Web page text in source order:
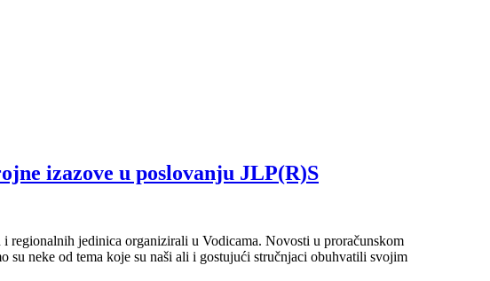
izazove u poslovanju JLP(R)S
regionalnih jedinica organizirali u Vodicama. Novosti u proračunskom
neke od tema koje su naši ali i gostujući stručnjaci obuhvatili svojim